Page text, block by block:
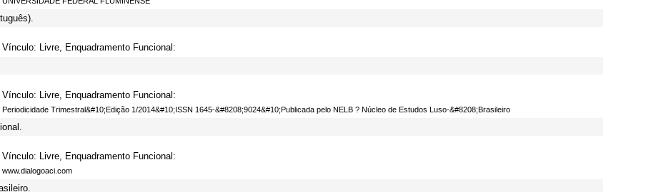
Vínculo: Livre, Enquadramento Funcional:
Vínculo: Livre, Enquadramento Funcional:
Periodicidade Trimestral&#10;Edição 1/2014&#10;ISSN 1645-­&#8208;9024&#10;Publicada pelo NELB ? Núcleo de Estudos Luso-­&#8208;Brasileiro
Vínculo: Livre, Enquadramento Funcional:
www.dialogoaci.com